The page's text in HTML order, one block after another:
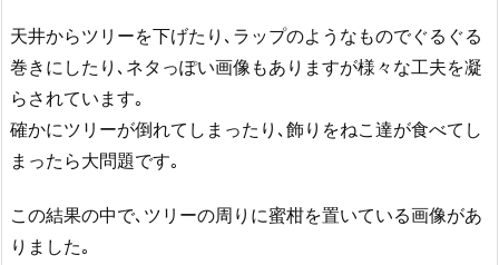
天井からツリーを下げたり､ラップのようなものでぐるぐる
巻きにしたり､ネタっぽい画像もありますが様々な工夫を凝
らされています｡
確かにツリーが倒れてしまったり､飾りをねこ達が食べてし
まったら大問題です｡
この結果の中で､ツリーの周りに蜜柑を置いている画像があ
りました｡